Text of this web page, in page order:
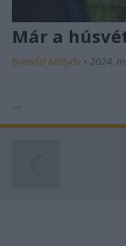
Már a
Brendel Mátyás • 2024.
...